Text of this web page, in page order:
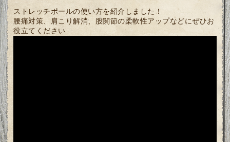
ストレッチポールの使い方を紹介しました！
腰痛対策、肩こり解消、股関節の柔軟性アップなどにぜひお
役立てください